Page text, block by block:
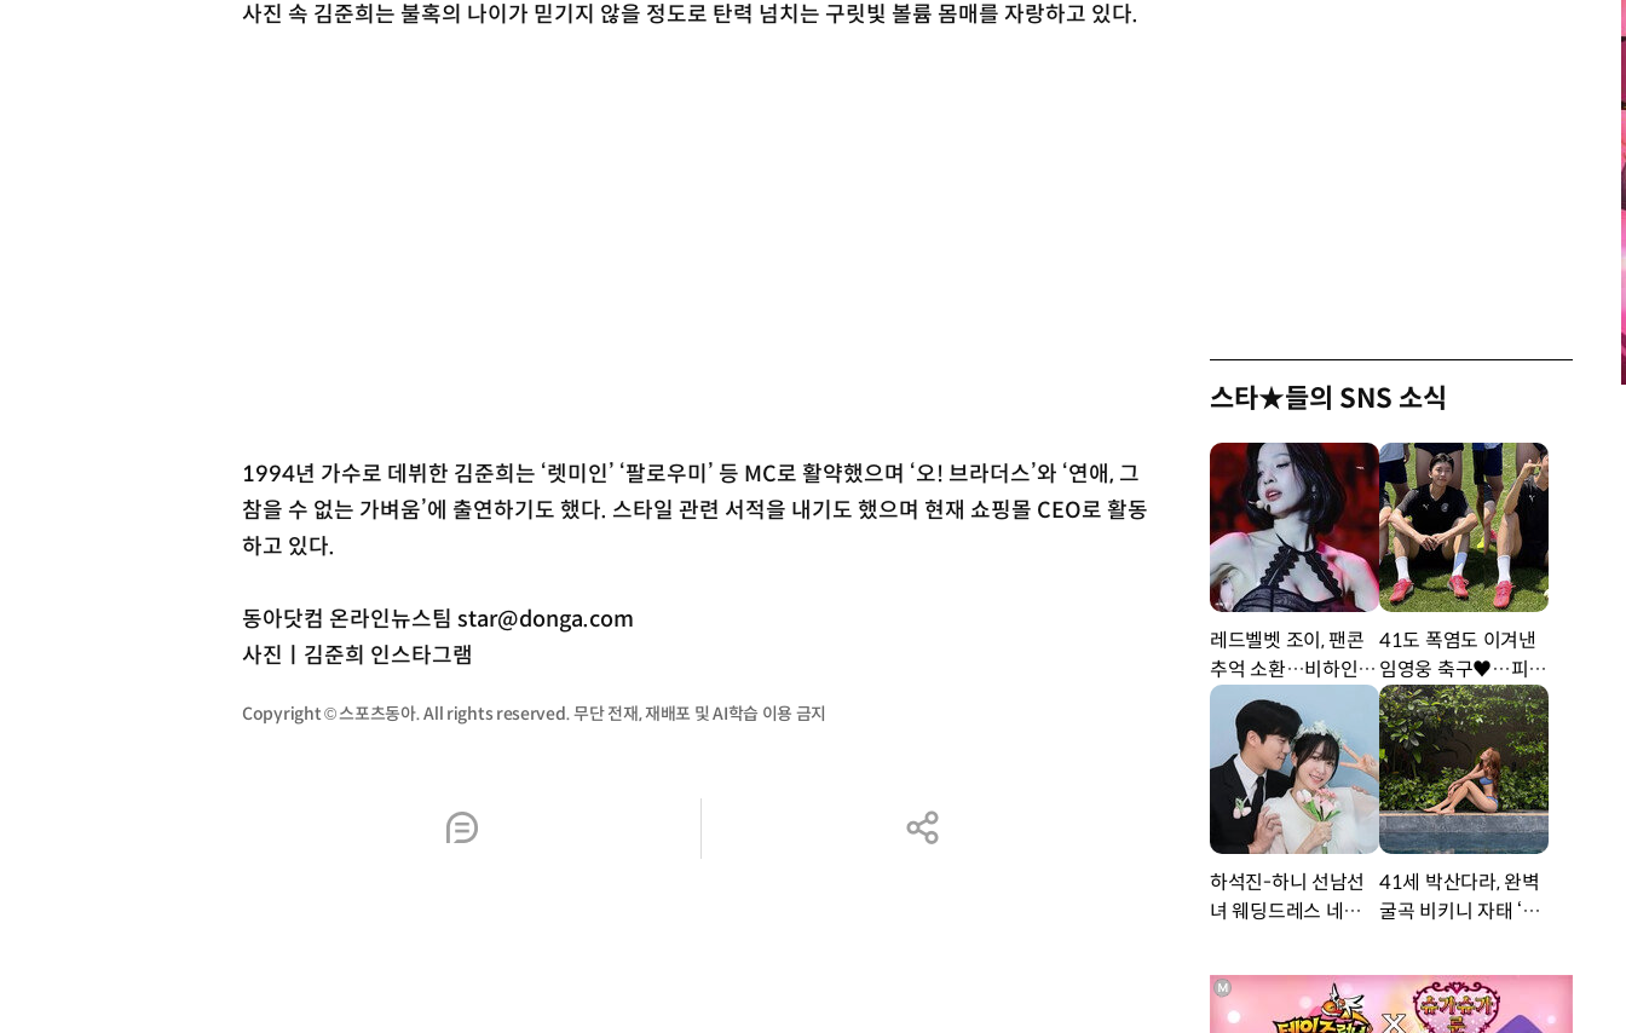
사진 속 김준희는 불혹의 나이가 믿기지 않을 정도로 탄력 넘치는 구릿빛 볼륨 몸매를 자랑하고 있다.
1994년 가수로 데뷔한 김준희는 ‘렛미인’ ‘팔로우미’ 등 MC로 활약했으며 ‘오! 브라더스’와 ‘연애, 그
참을 수 없는 가벼움’에 출연하기도 했다. 스타일 관련 서적을 내기도 했으며 현재 쇼핑몰 CEO로 활동
하고 있다.
동아닷컴 온라인뉴스팀 star@donga.com
사진ㅣ김준희 인스타그램
Copyright © 스포츠동아. All rights reserved. 무단 전재, 재배포 및 AI학습 이용 금지
스타★들의 SNS 소식
레드벨벳 조이, 팬콘
추억 소환…비하인드
공개 [DA★]
41도 폭염도 이겨낸
임영웅 축구♥…피지
컬 난리 [DA★]
하석진-하니 선남선
녀 웨딩드레스 네컷사
★]
41세 박산다라, 완벽
굴곡 비키니 자태 ‘부